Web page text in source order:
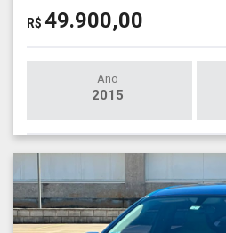
R$ 49.900,00
Ano
2015